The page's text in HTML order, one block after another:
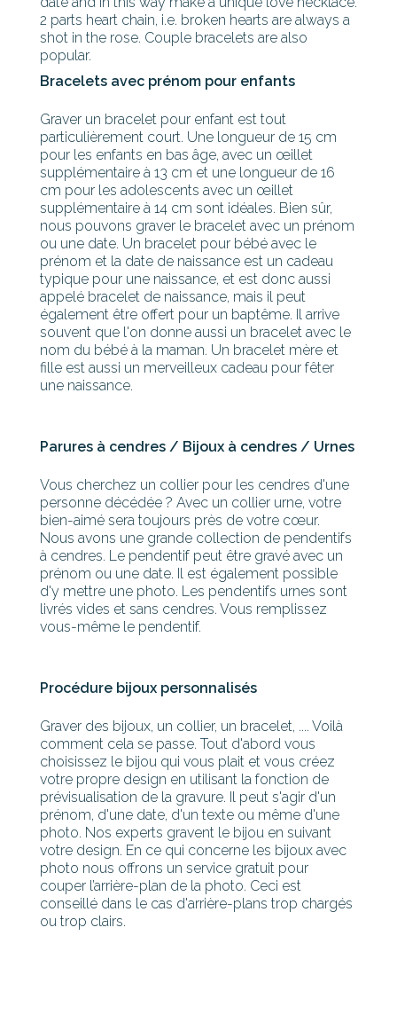
2 parts heart chain, i.e. broken hearts are always a
shot in the rose. Couple bracelets are also
popular.
Bracelets avec prénom pour enfants
Graver un bracelet pour enfant est tout
particulièrement court. Une longueur de 15 cm
pour les enfants en bas âge, avec un œillet
supplémentaire à 13 cm et une longueur de 16
cm pour les adolescents avec un œillet
supplémentaire à 14 cm sont idéales. Bien sûr,
nous pouvons graver le bracelet avec un prénom
ou une date. Un bracelet pour bébé avec le
prénom et la date de naissance est un cadeau
typique pour une naissance, et est donc aussi
appelé bracelet de naissance, mais il peut
également être offert pour un baptême. Il arrive
souvent que l'on donne aussi un bracelet avec le
nom du bébé à la maman. Un bracelet mère et
fille est aussi un merveilleux cadeau pour fêter
une naissance.
Parures à cendres / Bijoux à cendres / Urnes
Vous cherchez un collier pour les cendres d'une
personne décédée ? Avec un collier urne, votre
bien-aimé sera toujours près de votre cœur.
Nous avons une grande collection de pendentifs
à cendres. Le pendentif peut être gravé avec un
prénom ou une date. Il est également possible
d'y mettre une photo. Les pendentifs urnes sont
livrés vides et sans cendres. Vous remplissez
vous-même le pendentif.
Procédure bijoux personnalisés
Graver des bijoux, un collier, un bracelet, .... Voilà
comment cela se passe. Tout d'abord vous
choisissez le bijou qui vous plait et vous créez
votre propre design en utilisant la fonction de
prévisualisation de la gravure. Il peut s'agir d'un
prénom, d'une date, d'un texte ou même d'une
photo. Nos experts gravent le bijou en suivant
votre design. En ce qui concerne les bijoux avec
photo nous offrons un service gratuit pour
couper l’arrière-plan de la photo. Ceci est
conseillé dans le cas d'arrière-plans trop chargés
ou trop clairs.